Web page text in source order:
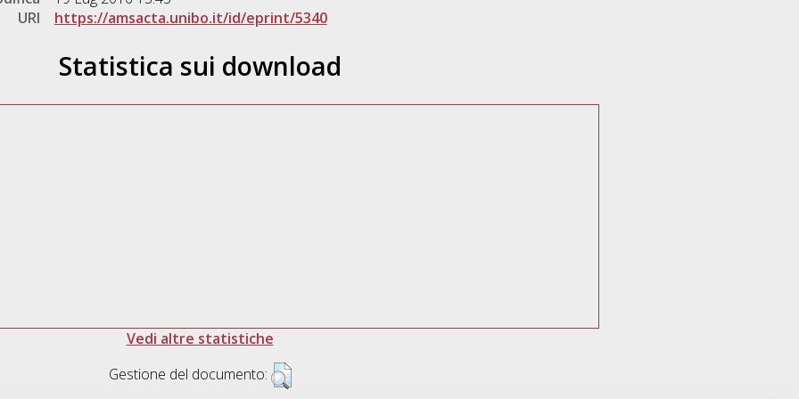
URI
https://amsacta.unibo.it/id/eprint/5340
Statistica sui download
Vedi altre statistiche
Gestione del documento: